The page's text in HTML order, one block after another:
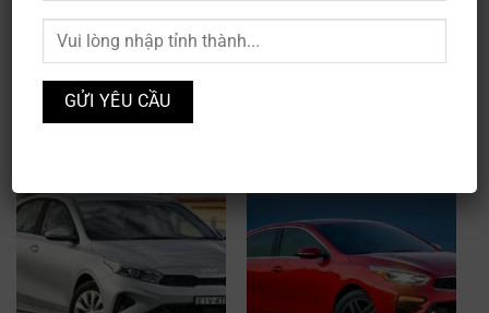
Kia Cerato 1.6 AT Deluxe